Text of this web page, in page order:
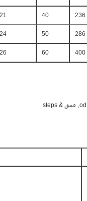
236
40
21
286
50
24
400
60
26